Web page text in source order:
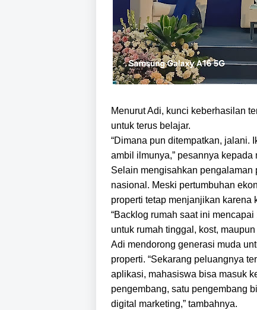
Menurut Adi, kunci keberhasilan
untuk terus belajar.
“Dimana pun ditempatkan, jalani.
ambil ilmunya,” pesannya kepada
Selain mengisahkan
nasional. Meski pertumbuhan
properti tetap menjanjikan karena
“Backlog rumah saat ini
untuk rumah tinggal, kost,
Adi mendorong generasi muda
properti. “Sekarang peluangnya
aplikasi, mahasiswa bisa masuk
pengembang, satu pengembang
digital marketing,” tambahnya.